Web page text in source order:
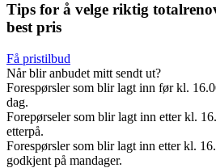
Tips for å velge riktig
best pris
Få pristilbud
Når blir anbudet mitt sendt ut?
Forespørsler som blir lagt inn før kl.
dag.
Forepørseler som blir lagt inn etter kl.
etterpå.
Forespørsler som blir lagt inn etter kl.
godkjent på mandager.